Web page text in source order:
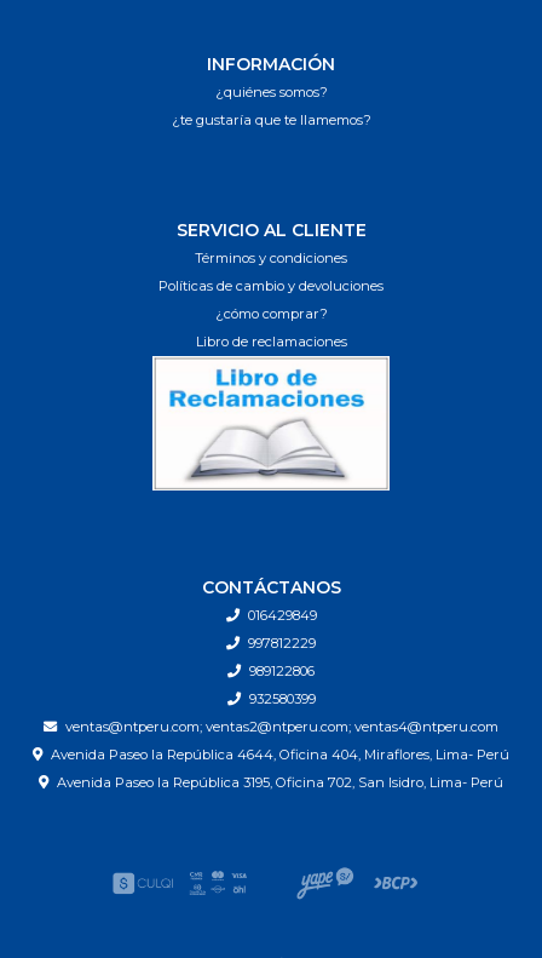
INFORMACIÓN
¿quiénes somos?
¿te gustaría que te llamemos?
SERVICIO AL CLIENTE
Términos y condiciones
Políticas de cambio y devoluciones
¿cómo comprar?
Libro de reclamaciones
CONTÁCTANOS
016429849
997812229
989122806
932580399
ventas@ntperu.com; ventas2@ntperu.com; ventas4@ntperu.com
Avenida Paseo la República 4644, Oficina 404, Miraflores, Lima- Perú
Avenida Paseo la República 3195, Oficina 702, San Isidro, Lima- Perú